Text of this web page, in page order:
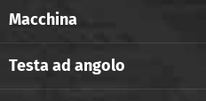
Macchina
Testa ad angolo